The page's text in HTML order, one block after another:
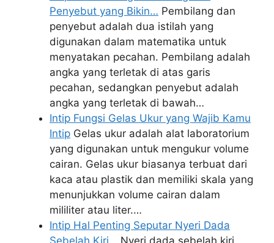
Penyebut yang Bikin… Pembilang dan
penyebut adalah dua istilah yang
digunakan dalam matematika untuk
menyatakan pecahan. Pembilang adalah
angka yang terletak di atas garis
pecahan, sedangkan penyebut adalah
angka yang terletak di bawah…
Intip Fungsi Gelas Ukur yang Wajib Kamu
Intip Gelas ukur adalah alat laboratorium
yang digunakan untuk mengukur volume
cairan. Gelas ukur biasanya terbuat dari
kaca atau plastik dan memiliki skala yang
menunjukkan volume cairan dalam
mililiter atau liter.…
Intip Hal Penting Seputar Nyeri Dada
Sebelah Kiri… Nyeri dada sebelah kiri